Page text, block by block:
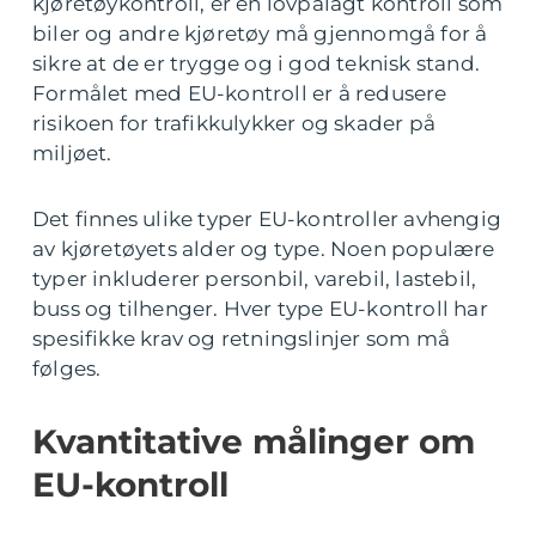
biler og andre kjøretøy må gjennomgå for å
sikre at de er trygge og i god teknisk stand.
Formålet med EU-kontroll er å redusere
risikoen for trafikkulykker og skader på
miljøet.
Det finnes ulike typer EU-kontroller avhengig
av kjøretøyets alder og type. Noen populære
typer inkluderer personbil, varebil, lastebil,
buss og tilhenger. Hver type EU-kontroll har
spesifikke krav og retningslinjer som må
følges.
Kvantitative målinger om
EU-kontroll